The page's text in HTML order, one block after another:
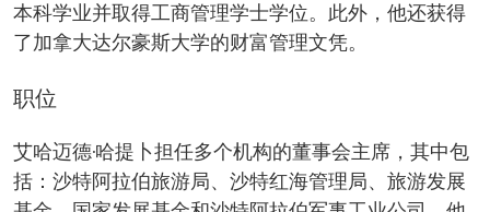
本科学业并取得工商管理学士学位。此外，他还获得
了加拿大达尔豪斯大学的财富管理文凭。
职位
艾哈迈德·哈提卜担任多个机构的董事会主席，其中包
括：沙特阿拉伯旅游局、沙特红海管理局、旅游发展